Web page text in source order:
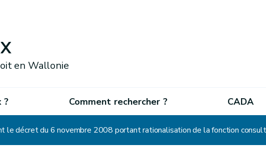
en Wallonie
? Comment rechercher ? CADA